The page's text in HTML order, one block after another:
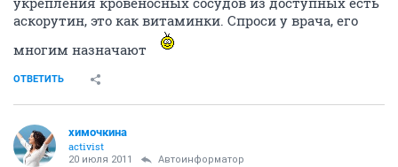
аскорутин, это как витаминки. Спроси у врача, его
многим назначают
ОТВЕТИТЬ
химочкина
activist
20 июля 2011 Автоинформатор